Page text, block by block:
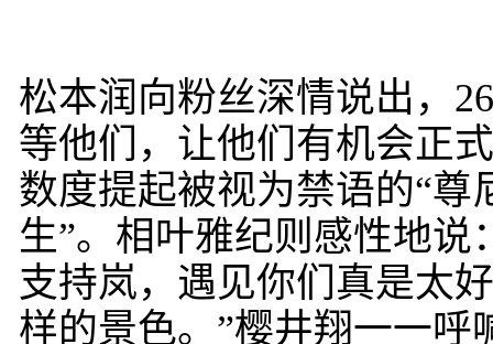
松本润向粉丝深情说出，
等他们，让他们有机会正
数度提起被视为禁语的“尊
生”。相叶雅纪则感性地
支持岚，遇见你们真是太
样的景色。”樱井翔一一呼